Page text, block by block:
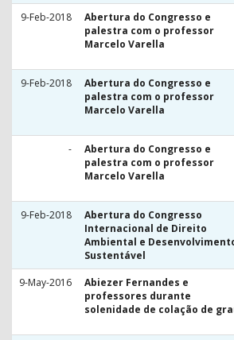
9-Feb-2018
Abertura do Congresso e
palestra com o professor
Marcelo Varella
9-Feb-2018
Abertura do Congresso e
palestra com o professor
Marcelo Varella
-
Abertura do Congresso e
palestra com o professor
Marcelo Varella
9-Feb-2018
Abertura do Congresso
Internacional de Direito
Ambiental e
Sustentável
9-May-2016
Abiezer Fernandes e
professores durante
solenidade de colação de